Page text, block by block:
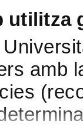
utilitza
amb